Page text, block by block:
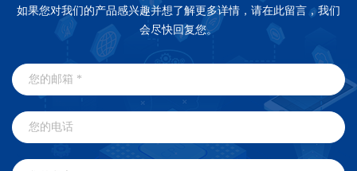
如果您对我们的产品感兴趣并想了解更多详情，请在此留言，我们
会尽快回复您。